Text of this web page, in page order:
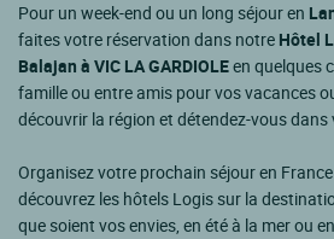
Pour un week-end ou un long séjour en
faites votre réservation dans notre Hôtel
Balajan à VIC LA GARDIOLEen quelques
famille ou entre amis pour vos vacances
découvrir la région et détendez-vous
Organisez votre prochain séjour en
découvrez les hôtels Logis sur la
que soient vos envies, en été à la mer ou